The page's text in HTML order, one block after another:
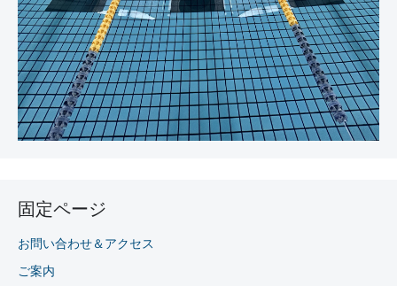
固定ページ
お問い合わせ＆アクセス
ご案内